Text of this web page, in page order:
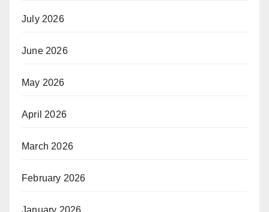
July 2026
June 2026
May 2026
April 2026
March 2026
February 2026